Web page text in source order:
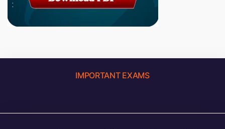
IMPORTANT EXAMS